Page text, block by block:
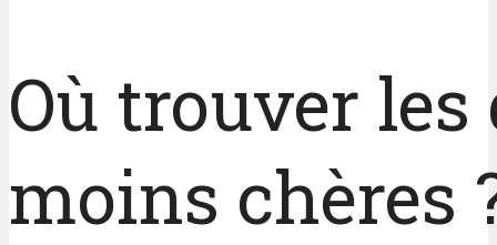
Où trouver
moins chères